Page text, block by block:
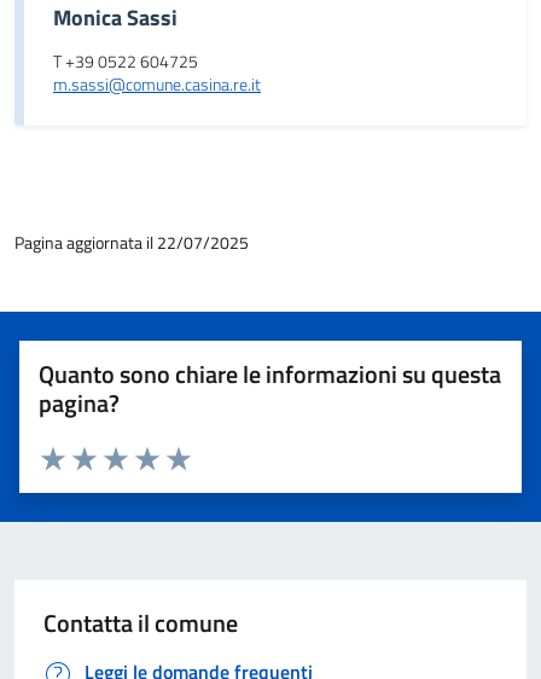
Monica Sassi
T +39 0522 604725
m.sassi@comune.casina.re.it
Pagina aggiornata il 22/07/2025
Quanto sono chiare le informazioni su questa
pagina?
Valuta 5 stelle su 5
Valuta 4 stelle su 5
Valuta 3 stelle su 5
Valuta 2 stelle su 5
Valuta 1 stelle su 5
Contatta il comune
Leggi le domande frequenti